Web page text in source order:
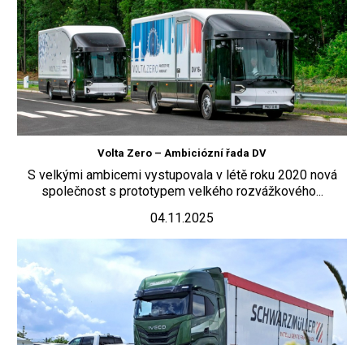
Volta Zero – Ambiciózní řada DV
S velkými ambicemi vystupovala v létě roku 2020 nová
společnost s prototypem velkého rozvážkového...
04.11.2025